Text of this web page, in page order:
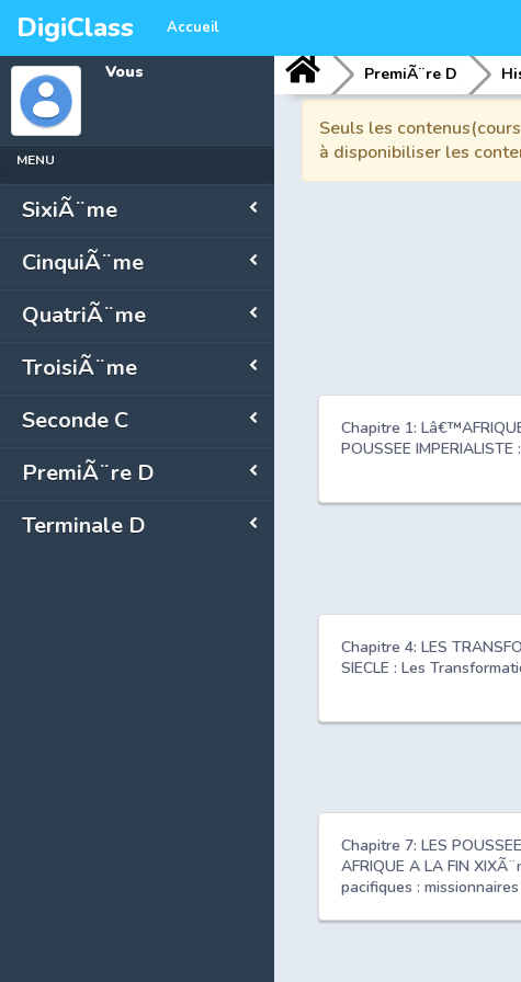
DigiClass Accueil
Vous
MENU
SixiÃ¨me
CinquiÃ¨me
QuatriÃ¨me
TroisiÃ¨me
Seconde C
PremiÃ¨re D
Terminale D
PremiÃ¨re D
Seuls les
à disponibiliser les
Chapitre 1:
POUSSEE
Chapitre 4: LES
SIECLE : Les
Chapitre 7: LES
AFRIQUE A LA FIN
pacifiques :